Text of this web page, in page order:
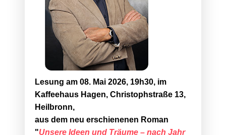
Lesung am 08. Mai 2026, 19h30, im
Kaffeehaus Hagen, Christophstraße 13,
Heilbronn,
aus dem neu erschienenen Roman
"Unsere Ideen und Träume – nach Jahr